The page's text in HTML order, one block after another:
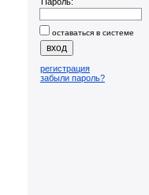
оставаться в системе
регистрация
забыли пароль?